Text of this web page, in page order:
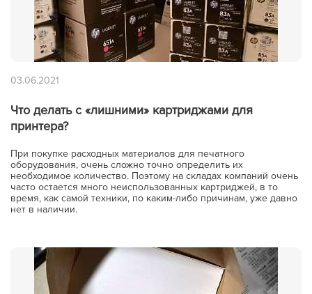
03.06.2021
Что делать с «лишними» картриджами для
принтера?
При покупке расходных материалов для печатного
оборудования, очень сложно точно определить их
необходимое количество. Поэтому на складах компаний очень
часто остается много неиспользованных картриджей, в то
время, как самой техники, по каким-либо причинам, уже давно
нет в наличии.